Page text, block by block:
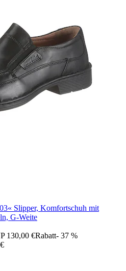
Slipper, Komfortschuh mit
G-Weite
130,00 €Rabatt- 37 %